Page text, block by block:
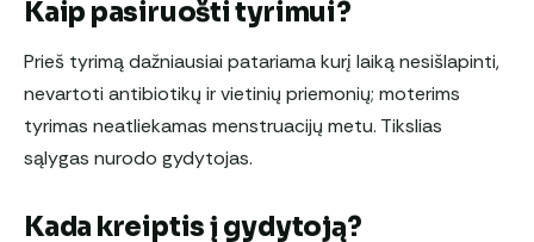
Kaip pasiruošti tyrimui?
Prieš tyrimą dažniausiai patariama kurį laiką nesišlapinti,
nevartoti antibiotikų ir vietinių priemonių; moterims
tyrimas neatliekamas menstruacijų metu. Tikslias
sąlygas nurodo gydytojas.
Kada kreiptis į gydytoją?